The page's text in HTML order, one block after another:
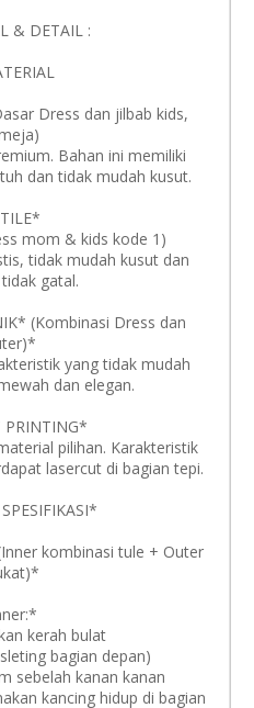
& DETAIL :
Dress dan jilbab kids,
Bahan ini memiliki
dan tidak mudah kusut.
mom & kids kode 1)
tidak mudah kusut dan
gatal.
(Kombinasi Dress dan
yang tidak mudah
dan elegan.
PRINTING*
pilihan. Karakteristik
lasercut di bagian tepi.
kombinasi tule + Outer
kerah bulat
bagian depan)
sebelah kanan kanan
kancing hidup di bagian